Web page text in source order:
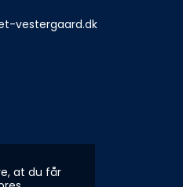
at du får
vestergaard.dk